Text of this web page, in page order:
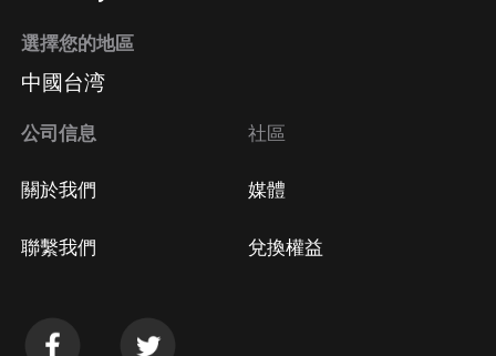
選擇您的地區
中國台湾
公司信息
關於我們
聯繫我們
社區
媒體
兌換權益